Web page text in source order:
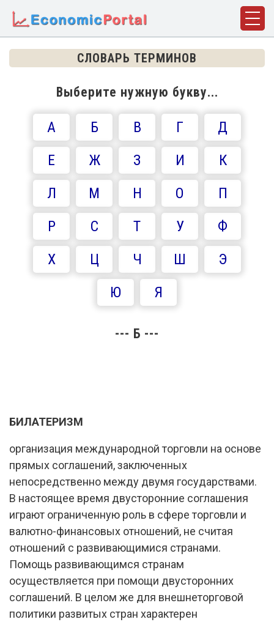
СЛОВАРЬ ТЕРМИНОВ
Выберите нужную букву...
А Б В Г
Д
Е
Ж З И
К
Л
М Н О
П
Р
С Т У
Ф
Х
Ц Ч Ш
Э
Ю
Я
--- Б ---
БИЛАТЕРИЗМ
организация международной торговли на основе
прямых соглашений, заключенных
непосредственно между двумя государствами.
В настоящее время двусторонние соглашения
играют ограниченную роль в сфере торговли и
валютно-финансовых отношений, не считая
отношений с развивающимися странами.
Помощь развивающимся странам
осуществляется при помощи двусторонних
соглашений. В целом же для внешнеторговой
политики развитых стран характерен
ГЛАВНАЯ
ДИСЦИПЛИНЫ
ФАКТЫ
ИСТОРИЯ
БИОГРАФИИ
КОМПАНИИ
СТАТЬИ
СЛОВАРЬ